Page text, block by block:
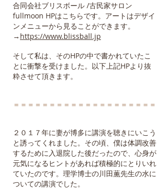
合同会社ブリスボール /古民家サロン
fullmoon HPはこちらです。アートはデザイ
ンメニューから見ることができます。
→ https://www.blissball.jp
そして私は、そのHPの中で書かれていたこ
とに衝撃を受けました。以下上記HPより抜
粋させて頂きます。
＝＝＝＝＝＝＝＝＝＝＝＝＝＝＝＝＝＝＝＝
２０１７年に妻が博多に講演を聴きにいこう
と誘ってくれました。その頃、僕は体調改善
するために入退院した後だったので、心身が
元気になるヒントがあれば積極的にとりいれ
ていたのです。理学博士の川田薫先生の水に
ついての講演でした。